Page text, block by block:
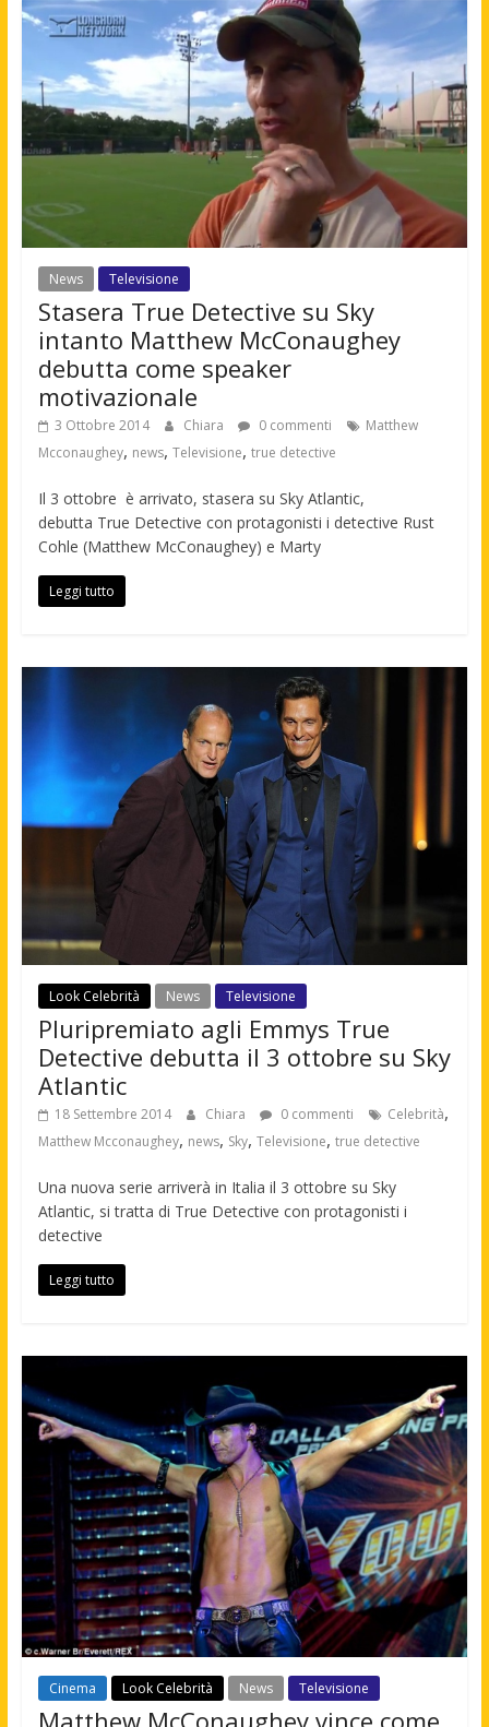
News Televisione
Stasera True Detective su Sky
intanto Matthew McConaughey
debutta come speaker
motivazionale
3 Ottobre 2014 Chiara 0 commenti
Matthew
Mcconaughey, news, Televisione, true detective
Il 3 ottobre è arrivato, stasera su Sky Atlantic,
debutta True Detective con protagonisti i detective Rust
Cohle (Matthew McConaughey) e Marty
Leggi tutto
Look Celebrità News Televisione
Pluripremiato agli Emmys True
Detective debutta il 3 ottobre su Sky
Atlantic
18 Settembre 2014 Chiara 0 commenti Celebrità,
Matthew Mcconaughey, news, Sky, Televisione, true detective
Una nuova serie arriverà in Italia il 3 ottobre su Sky
Atlantic, si tratta di True Detective con protagonisti i
detective
Leggi tutto
Cinema Look Celebrità News Televisione